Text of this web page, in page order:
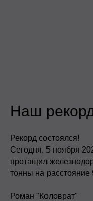
Наш
Рекорд состоялся!
Сегодня, 5 ноября
протащил
тонны на расстояние
Роман "Коловрат"